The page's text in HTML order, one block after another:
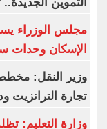
مجلس الوزراء
الإسكان وحدات
وزير النقل:
تجارة الترانزيت
وزارة التعليم: